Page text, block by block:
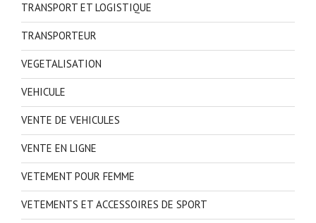
TRANSPORT ET LOGISTIQUE
TRANSPORTEUR
VEGETALISATION
VEHICULE
VENTE DE VEHICULES
VENTE EN LIGNE
VETEMENT POUR FEMME
VETEMENTS ET ACCESSOIRES DE SPORT